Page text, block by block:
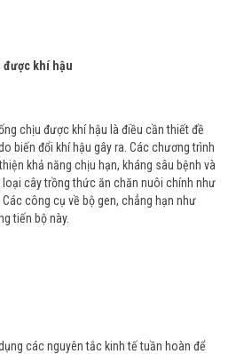
được khí hậu
chịu được khí hậu là điều cần thiết đề
biến đổi khí hậu gây ra. Các chương trình
khả năng chịu hạn, kháng sâu bệnh và
cây trồng thức ăn chăn nuôi chính như
công cụ về bộ gen, chẳng hạn như
tiến bộ này.
các nguyên tắc kinh tế tuần hoàn để